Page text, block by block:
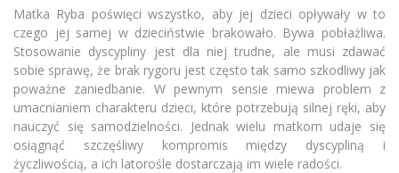
Matka Ryba poświęci wszystko, aby jej dzieci opływały w to
czego jej samej w dzieciństwie brakowało. Bywa pobłażliwa.
Stosowanie dyscypliny jest dla niej trudne, ale musi zdawać
sobie sprawę, że brak rygoru jest często tak samo szkodliwy jak
poważne zaniedbanie. W pewnym sensie miewa problem z
umacnianiem charakteru dzieci, które potrzebują silnej ręki, aby
nauczyć się samodzielności. Jednak wielu matkom udaje się
osiągnąć szczęśliwy kompromis między dyscypliną i
życzliwością, a ich latorośle dostarczają im wiele radości.